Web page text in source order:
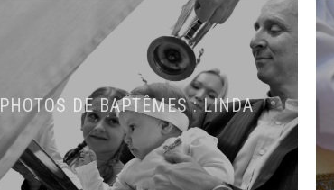
PHOTOS DE BAPTÊMES : LINDA